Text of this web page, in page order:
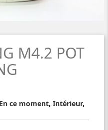
M4.2 POT
En ce moment, Intérieur,